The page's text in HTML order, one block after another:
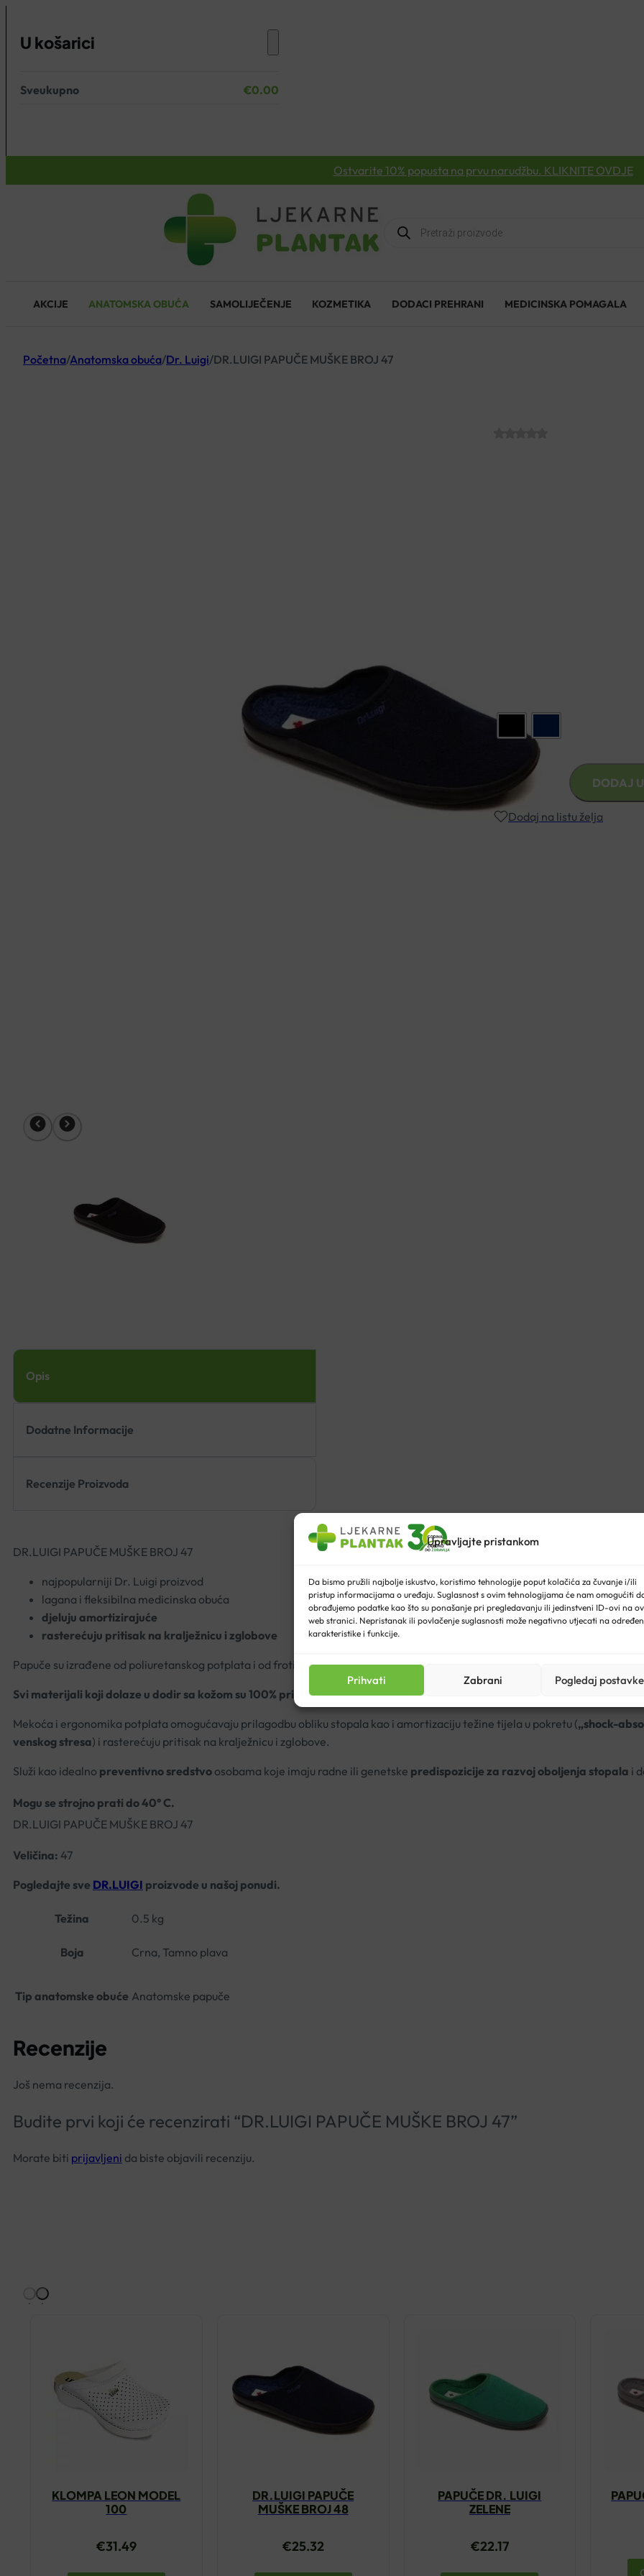
Upravljajte pristankom
Da bismo pružili najbolje iskustvo, koristimo tehnologije poput kolačića za čuvanje i/ili
pristup informacijama o uređaju. Suglasnost s ovim tehnologijama će nam omogućiti
obrađujemo podatke kao što su ponašanje pri pregledavanju ili jedinstveni ID-ovi na
web stranici. Nepristanak ili povlačenje suglasnosti može negativno utjecati na
karakteristike i funkcije.
Prihvati Zabrani Pogledaj postavke
U košarici
Nema proizvoda u košarici.
Sveukupno €0.00
Ostvarite 10% popusta na prvu narudžbu. KLIKNITE OVDJE
Products
search
AKCIJE ANATOMSKA OBUĆA SAMOLIJEČENJE KOZMETIKA DODACI PREHRANI MEDICINSKA POMAGALA
Početna/Anatomska obuća/Dr. Luigi/DR.LUIGI PAPUČE MUŠKE BROJ 47
DR.LUIGI
PAPUČE
MUŠKE
DODAJ
Dodaj na listu želja
Opis
Dodatne Informacije
Recenzije Proizvoda
DR.LUIGI PAPUČE MUŠKE BROJ 47
najpopularniji Dr. Luigi proizvod
lagana i fleksibilna medicinska obuća
djeluju amortizirajuće
rasterećuju pritisak na kralježnicu i zglobove
Papuče su izrađene od poliuretanskog potplata i od frotirskog gornjišta, te pružaju iznimnu udobnosti.
Svi materijali koji dolaze u dodir sa kožom su 100% prirodni.
Mekoća i ergonomika potplata omogućavaju prilagodbu obliku stopala kao i amortizaciju težine tijela u pokretu („shock-
venskog stresa) i rasterećuju pritisak na kralježnicu i zglobove.
Služi kao idealno preventivno sredstvo osobama koje imaju radne ili genetske predispozicije za razvoj oboljenja stopala i
Mogu se strojno prati do 40° C.
DR.LUIGI PAPUČE MUŠKE BROJ 47
Veličina: 47
Pogledajte sve DR.LUIGI proizvode u našoj ponudi.
Težina 0.5 kg
Boja Crna, Tamno plava
Tip anatomske obuće Anatomske papuče
Recenzije
Još nema recenzija.
Budite prvi koji će recenzirati “DR.LUIGI PAPUČE MUŠKE BROJ 47”
Morate biti prijavljeni da biste objavili recenziju.
KLOMPA LEON MODEL
100
€31.49
DR.LUIGI PAPUČE
MUŠKE BROJ 48
€25.32
PAPUČE DR. LUIGI
ZELENE
€22.17